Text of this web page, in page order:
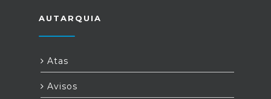
AUTARQUIA
Atas
Avisos